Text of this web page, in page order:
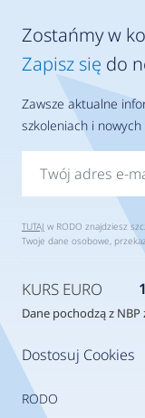
Dostosuj Cookies
RODO
Zostańmy w
Zapisz się do
Zawsze aktualne
szkoleniach i
TUTAJ w RODO znajdziesz
Twoje dane osobowe,
KURS EURO
Dane pochodzą z NBP